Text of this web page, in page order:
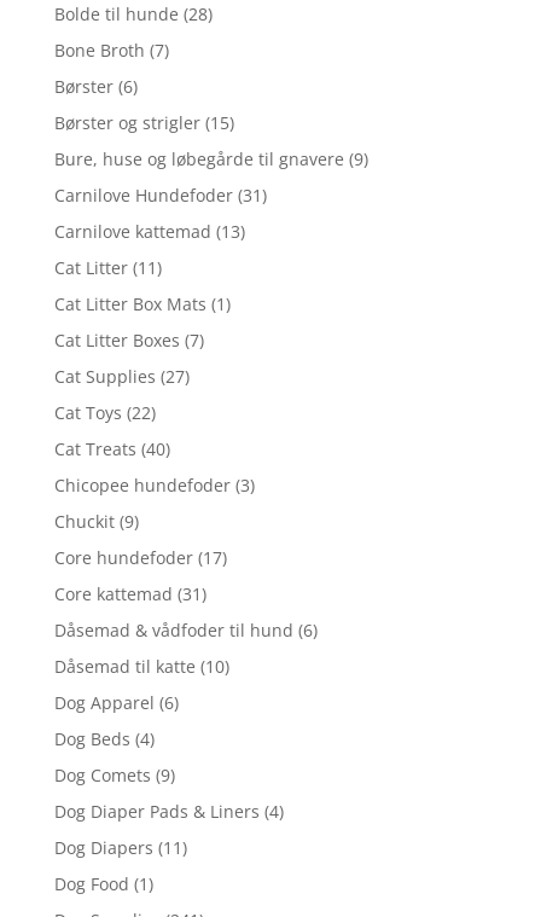
Bolde til hunde (28)
Bone Broth (7)
Børster (6)
Børster og strigler (15)
Bure, huse og løbegårde til gnavere (9)
Carnilove Hundefoder (31)
Carnilove kattemad (13)
Cat Litter (11)
Cat Litter Box Mats (1)
Cat Litter Boxes (7)
Cat Supplies (27)
Cat Toys (22)
Cat Treats (40)
Chicopee hundefoder (3)
Chuckit (9)
Core hundefoder (17)
Core kattemad (31)
Dåsemad & vådfoder til hund (6)
Dåsemad til katte (10)
Dog Apparel (6)
Dog Beds (4)
Dog Comets (9)
Dog Diaper Pads & Liners (4)
Dog Diapers (11)
Dog Food (1)